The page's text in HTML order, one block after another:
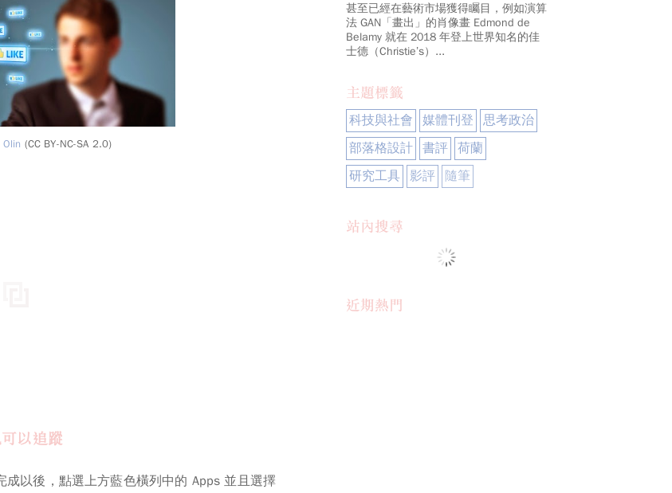
Olin (CC BY-NC-SA 2.0)
以追蹤
成以後，點選上方藍色橫列中的 Apps 並且選擇
甚至已經在藝術市場獲得矚目，例如演算
法 GAN「畫出」的肖像畫 Edmond de
Belamy 就在 2018 年登上世界知名的佳
士德（Christie’s）...
主題標籤
科技與社會 媒體刊登
思考政治
部落格設計 書評 荷蘭
研究工具
影評 隨筆
站內搜尋
近期熱門